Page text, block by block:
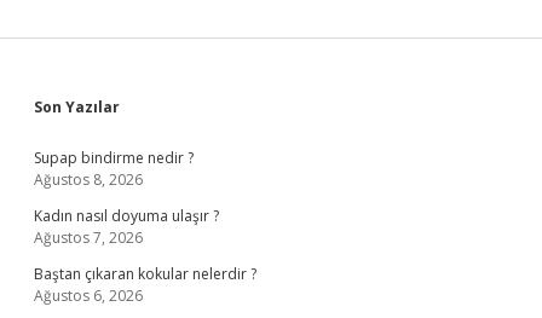
Sidebar
Son Yazılar
Supap bindirme nedir ?
Ağustos 8, 2026
Kadın nasıl doyuma ulaşır ?
Ağustos 7, 2026
Baştan çıkaran kokular nelerdir ?
Ağustos 6, 2026